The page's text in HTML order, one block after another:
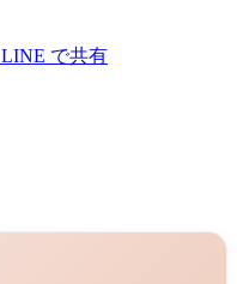
LINE で共有